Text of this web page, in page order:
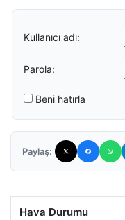
Kullanıcı adı:
Parola:
Beni hatırla
Paylaş:
Hava Durumu